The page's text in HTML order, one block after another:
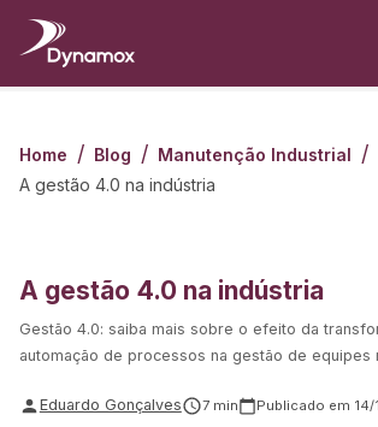
Home / Blog / Manutenção Industrial /
A gestão 4.0 na indústria
A gestão 4.0 na indústria
Gestão 4.0: saiba mais sobre o efeito da
automação de processos na gestão de equipes
Eduardo Gonçalves 7min Publicado em 14/